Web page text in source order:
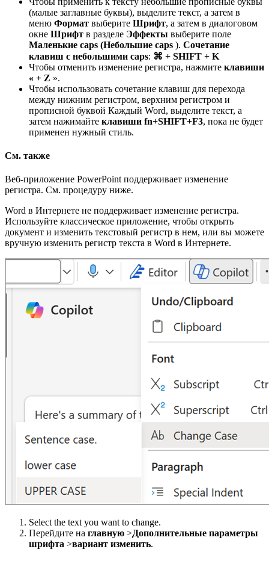
(малые заглавные буквы), выделите текст, а затем в
меню Формат выберите Шрифт, а затем в диалоговом
окне Шрифт в разделе Эффекты выберите поле
Маленькие caps (Небольшие caps ). Сочетание
клавиш с небольшими caps: ⌘ + SHIFT + K
Чтобы отменить изменение регистра, нажмите клавиши
« + Z ».
Чтобы использовать сочетание клавиш для перехода
между нижним регистром, верхним регистром и
прописной буквой Каждый Word, выделите текст, а
затем нажимайте клавиши fn+SHIFT+F3, пока не будет
применен нужный стиль.
См. также
Веб-приложение PowerPoint поддерживает изменение
регистра. См. процедуру ниже.
Word в Интернете не поддерживает изменение регистра.
Используйте классическое приложение, чтобы открыть
документ и изменить текстовый регистр в нем, или вы можете
вручную изменить регистр текста в Word в Интернете.
Select the text you want to change.
Перейдите на главную >Дополнительные параметры
шрифта >вариант изменить.